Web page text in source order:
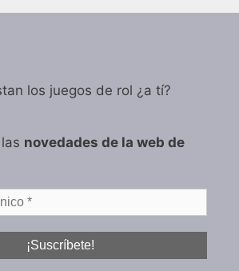
los juegos de rol ¿a tí?
novedades de la web de